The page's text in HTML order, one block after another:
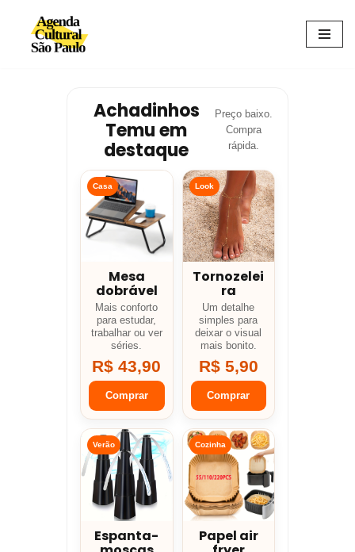
Avançar
Achadinhos
Temu em
destaque
Preço baixo.
Compra
rápida.
Casa
Mesa
dobrável
Mais conforto
para estudar,
trabalhar ou ver
séries.
R$ 43,90
Comprar
Look
Tornozelei
ra
Um detalhe
simples para
deixar o visual
mais bonito.
R$ 5,90
Comprar
Verão
Espanta-
Cozinha
Papel air